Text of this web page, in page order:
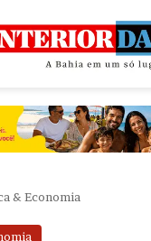
& Economia